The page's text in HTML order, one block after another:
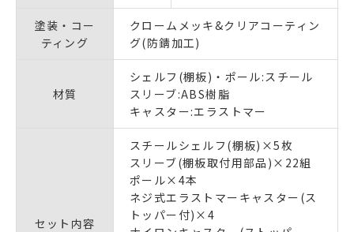
塗装・コー
ティング
クロームメッキ&クリアコーティン
グ(防錆加工)
材質
シェルフ(棚板)・ポール:スチール
スリーブ:ABS樹脂
キャスター:エラストマー
セット内容
スチールシェルフ(棚板)×5枚
スリーブ(棚板取付用部品)×22組
ポール×4本
ネジ式エラストマーキャスター(ス
トッパー付)×4